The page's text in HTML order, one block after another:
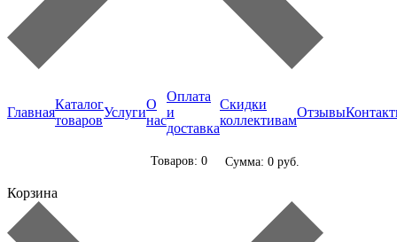
Главная
Каталог
товаров
Услуги
О
нас
Оплата
и
доставка
Скидки
коллективам
Отзывы
Товаров: 0 Сумма: 0 руб.
Корзина